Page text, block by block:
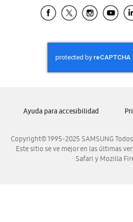
Samsung El
Samsung
Samsung
Samsung
Samsung
Copyright© 1995-2025 SAMSUNG
Este sitio se ve mejor en las últimas
Safari y Mozilla
Ayuda para accesibilidad